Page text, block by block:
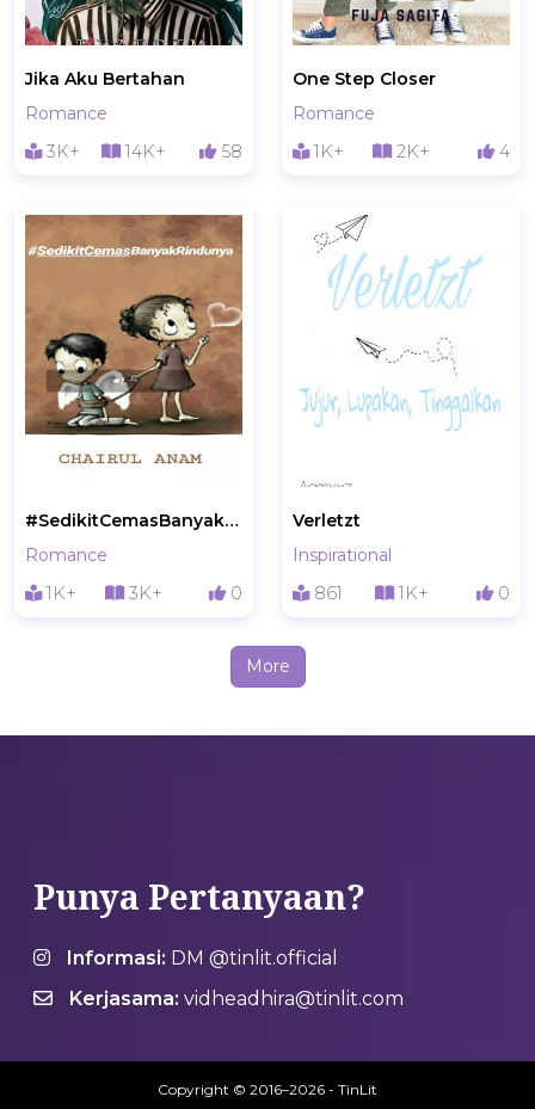
Jika Aku Bertahan
Romance
3K+
14K+ 58
One Step Closer
Romance
1K+
2K+ 4
#SedikitCemasBanyakRindunya
Romance
1K+
3K+ 0
Verletzt
Inspirational
861
1K+ 0
More
Punya Pertanyaan?
Informasi: DM @tinlit.official
Kerjasama: vidheadhira@tinlit.com
Copyright © 2016–2026 - TinLit